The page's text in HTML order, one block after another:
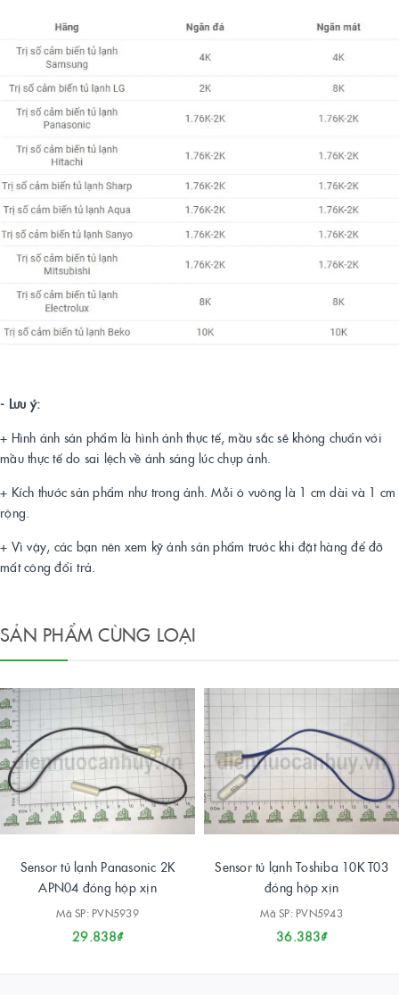
- Lưu ý:
+ Hình ảnh sản phẩm là hình ảnh thực tế, mầu sắc sẽ không chuẩn với
mầu thực tế do sai lệch về ánh sáng lúc chụp ảnh.
+ Kích thước sản phẩm như trong ảnh. Mỗi ô vuông là 1 cm dài và 1 cm
rộng.
+ Vì vậy, các bạn nên xem kỹ ảnh sản phẩm trước khi đặt hàng để đỡ
mất công đổi trả.
SẢN PHẨM CÙNG LOẠI
Sensor tủ lạnh Panasonic 2K
APN04 đóng hộp xịn
Mã SP: PVN5939
29.838₫
Sensor tủ lạnh Toshiba 10K T03
đóng hộp xịn
Mã SP: PVN5943
36.383₫